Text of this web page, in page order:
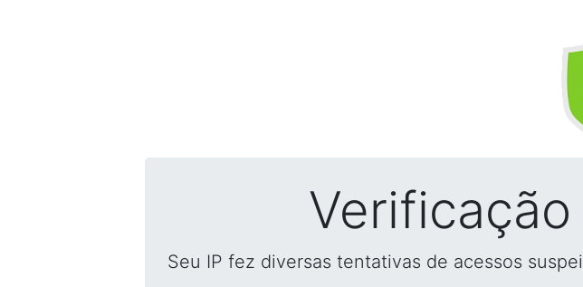
Seu IP fez diversas tentativas de acessos